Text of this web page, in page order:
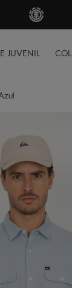
acima de
JUVENIL
º camiseta
4º regata
bermuda
6º óculos
7º jaqueta
chinelo